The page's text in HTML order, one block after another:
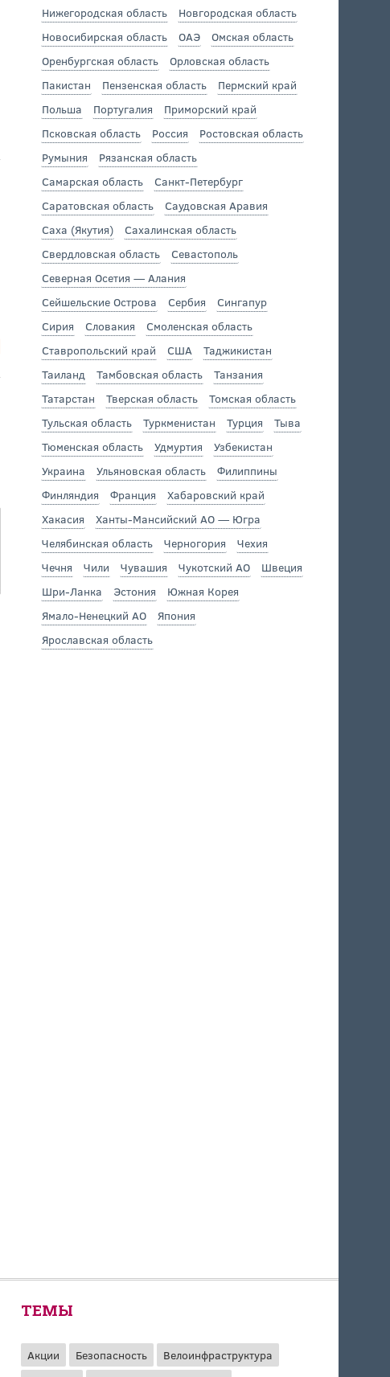
Нижегородская область
Новгородская область
Новосибирская область
ОАЭ
Омская область
Оренбургская область
Орловская область
Пакистан
Пензенская область
Пермский край
Польша
Португалия
Приморский край
Псковская область
Россия
Ростовская область
Румыния
Рязанская область
Самарская область
Санкт-Петербург
Саратовская область
Саудовская Аравия
Саха (Якутия)
Сахалинская область
Свердловская область
Севастополь
Северная Осетия — Алания
Сейшельские Острова
Сербия
Сингапур
Сирия
Словакия
Смоленская область
Ставропольский край
США
Таджикистан
Таиланд
Тамбовская область
Танзания
Татарстан
Тверская область
Томская область
Тульская область
Туркменистан Турция
Тыва
Тюменская область
Удмуртия
Узбекистан
Украина
Ульяновская область
Филиппины
Финляндия
Франция
Хабаровский край
Хакасия
Ханты-Мансийский АО — Югра
Челябинская область
Черногория
Чехия
Чечня
Чили Чувашия Чукотский АО
Швеция
Шри-Ланка
Эстония
Южная Корея
Ямало-Ненецкий АО
Япония
Ярославская область
ТЕМЫ
Акции Безопасность
Велоинфраструктура